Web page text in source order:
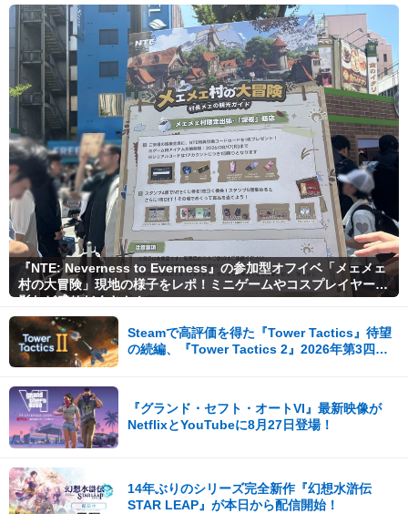
『NTE: Neverness to Everness』の参加型オフイベ「メェメェ
村の大冒険」現地の様子をレポ！ミニゲームやコスプレイヤー撮
影など盛りだくさん！
Steamで高評価を得た『Tower Tactics』待望
の続編、『Tower Tactics 2』2026年第3四半
『グランド・セフト・オートVI』最新映像が
NetflixとYouTubeに8月27日登場！
14年ぶりのシリーズ完全新作『幻想水滸伝
STAR LEAP』が本日から配信開始！